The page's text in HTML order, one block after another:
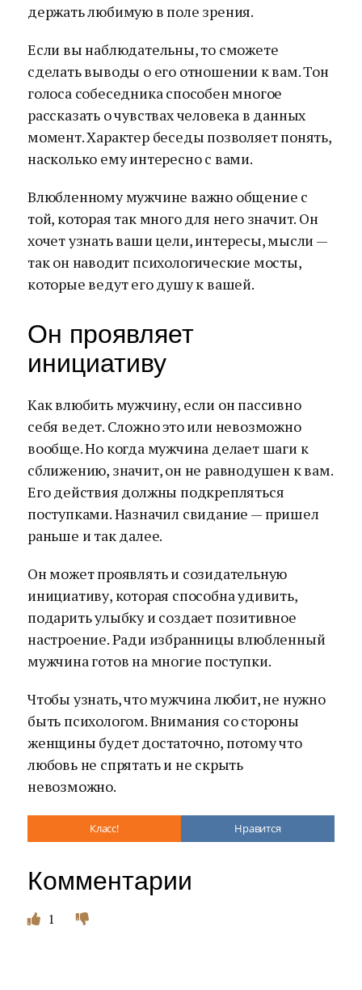
держать любимую в поле зрения.
Если вы наблюдательны, то сможете
сделать выводы о его отношении к вам. Тон
голоса собеседника способен многое
рассказать о чувствах человека в данных
момент. Характер беседы позволяет понять,
насколько ему интересно с вами.
Влюбленному мужчине важно общение с
той, которая так много для него значит. Он
хочет узнать ваши цели, интересы, мысли —
так он наводит психологические мосты,
которые ведут его душу к вашей.
Он проявляет
инициативу
Как влюбить мужчину, если он пассивно
себя ведет. Сложно это или невозможно
вообще. Но когда мужчина делает шаги к
сближению, значит, он не равнодушен к вам.
Его действия должны подкрепляться
поступками. Назначил свидание — пришел
раньше и так далее.
Он может проявлять и созидательную
инициативу, которая способна удивить,
подарить улыбку и создает позитивное
настроение. Ради избранницы влюбленный
мужчина готов на многие поступки.
Чтобы узнать, что мужчина любит, не нужно
быть психологом. Внимания со стороны
женщины будет достаточно, потому что
любовь не спрятать и не скрыть
невозможно.
Класс! Нравится
Комментарии
1